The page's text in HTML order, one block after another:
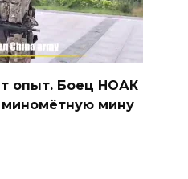
опыт. Боец НОАК
мину